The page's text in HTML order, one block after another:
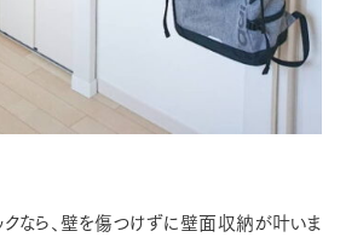
クなら、壁を傷つけずに壁面収納が叶いま